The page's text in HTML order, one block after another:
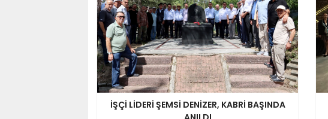
İŞÇİ LİDERİ ŞEMSİ DENİZER, KABRİ BAŞINDA